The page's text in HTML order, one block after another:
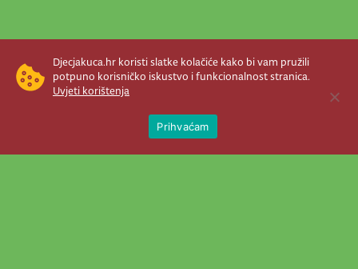
Djecjakuca.hr koristi slatke kolačiće kako bi vam pružili
potpuno korisničko iskustvo i funkcionalnost stranica.
Uvjeti korištenja
Prihvaćam